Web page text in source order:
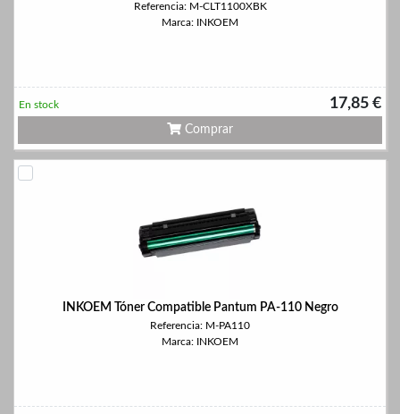
Referencia: M-CLT1100XBK
Marca: INKOEM
17,85 €
En stock
Comprar
INKOEM Tóner Compatible Pantum PA-110 Negro
Referencia: M-PA110
Marca: INKOEM